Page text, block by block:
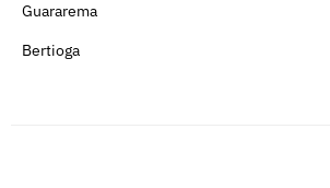
Guararema
Bertioga